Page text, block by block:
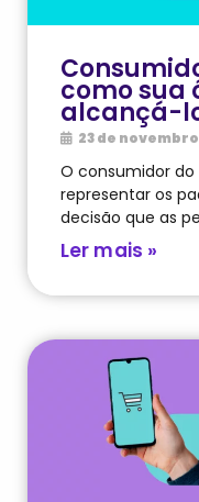
como sua
alcançá-
23 de novembro
O consumidor
representar os
decisão que as
Ler mais »